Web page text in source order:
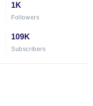
1K
Followers
109K
Subscribers